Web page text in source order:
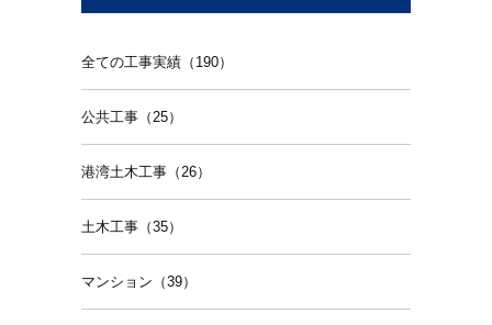
全ての工事実績（190）
公共工事（25）
港湾土木工事（26）
土木工事（35）
マンション（39）